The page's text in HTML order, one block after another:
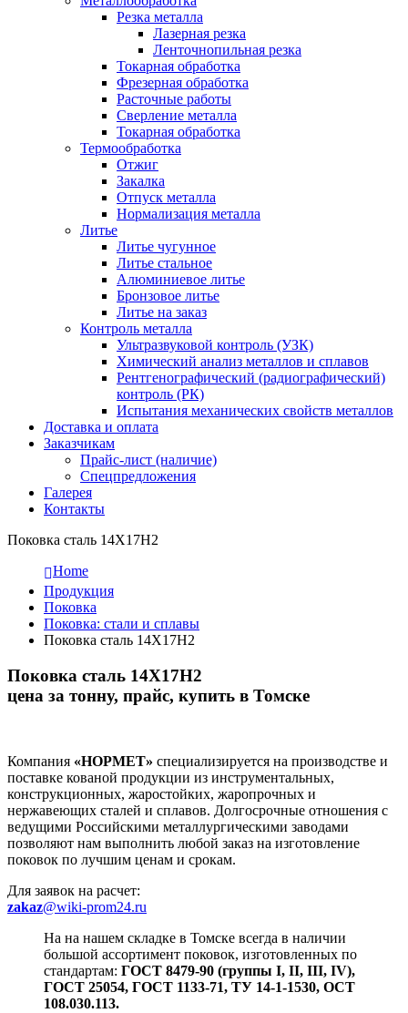
Резка металла
Лазерная резка
Ленточнопильная резка
Токарная обработка
Фрезерная обработка
Расточные работы
Сверление металла
Токарная обработка
Термообработка
Отжиг
Закалка
Отпуск металла
Нормализация металла
Литье
Литье чугунное
Литье стальное
Алюминиевое литье
Бронзовое литье
Литье на заказ
Контроль металла
Ультразвуковой контроль (УЗК)
Химический анализ металлов и сплавов
Рентгенографический (радиографический)
контроль (РК)
Испытания механических свойств металлов
Доставка и оплата
Заказчикам
Прайс-лист (наличие)
Спецпредложения
Галерея
Контакты
Поковка сталь 14Х17Н2
Home
Продукция
Поковка
Поковка: cтали и сплавы
Поковка сталь 14Х17Н2
Поковка сталь 14Х17Н2
цена за тонну, прайс, купить в Томске
Компания «НОРМЕТ» специализируется на производстве и
поставке кованой продукции из инструментальных,
конструкционных, жаростойких, жаропрочных и
нержавеющих сталей и сплавов. Долгосрочные отношения с
ведущими Российскими металлургическими заводами
позволяют нам выполнить любой заказ на изготовление
поковок по лучшим ценам и срокам.
Для заявок на расчет:
zakaz@wiki-prom24.ru
На на нашем складке в Томске всегда в наличии
большой ассортимент поковок, изготовленных по
стандартам: ГОСТ 8479-90 (группы I, II, III, IV),
ГОСТ 25054, ГОСТ 1133-71, ТУ 14-1-1530, ОСТ
108.030.113.